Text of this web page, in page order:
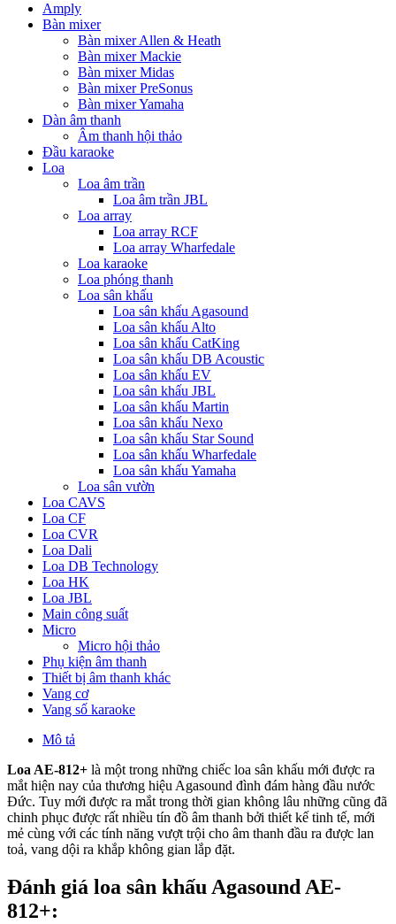
Amply
Bàn mixer
Bàn mixer Allen & Heath
Bàn mixer Mackie
Bàn mixer Midas
Bàn mixer PreSonus
Bàn mixer Yamaha
Dàn âm thanh
Âm thanh hội thảo
Đầu karaoke
Loa
Loa âm trần
Loa âm trần JBL
Loa array
Loa array RCF
Loa array Wharfedale
Loa karaoke
Loa phóng thanh
Loa sân khấu
Loa sân khấu Agasound
Loa sân khấu Alto
Loa sân khấu CatKing
Loa sân khấu DB Acoustic
Loa sân khấu EV
Loa sân khấu JBL
Loa sân khấu Martin
Loa sân khấu Nexo
Loa sân khấu Star Sound
Loa sân khấu Wharfedale
Loa sân khấu Yamaha
Loa sân vườn
Loa CAVS
Loa CF
Loa CVR
Loa Dali
Loa DB Technology
Loa HK
Loa JBL
Main công suất
Micro
Micro hội thảo
Phụ kiện âm thanh
Thiết bị âm thanh khác
Vang cơ
Vang số karaoke
Mô tả
Loa AE-812+ là một trong những chiếc loa sân khấu mới được ra
mắt hiện nay của thương hiệu Agasound đình đám hàng đầu nước
Đức. Tuy mới được ra mắt trong thời gian không lâu những cũng đã
chinh phục được rất nhiều tín đồ âm thanh bởi thiết kế tinh tế, mới
mẻ cùng với các tính năng vượt trội cho âm thanh đầu ra được lan
toả, vang dội ra khắp không gian lắp đặt.
Đánh giá loa sân khấu Agasound AE-
812+: